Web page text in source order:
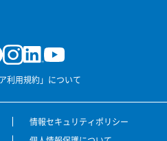
利用規約」について
情報セキュリティポリシー